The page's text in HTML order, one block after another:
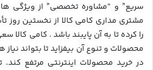
سریع” و “مشاوره تخصصی” از ویژگی
مشتری مداری کامی کالا از نخستین
را کرده تا به آن پایبند باشد . کامی کالا
محصولات و تنوع آن بیفزاید تا بتواند
در خرید محصولات اینترنتی مرتفع